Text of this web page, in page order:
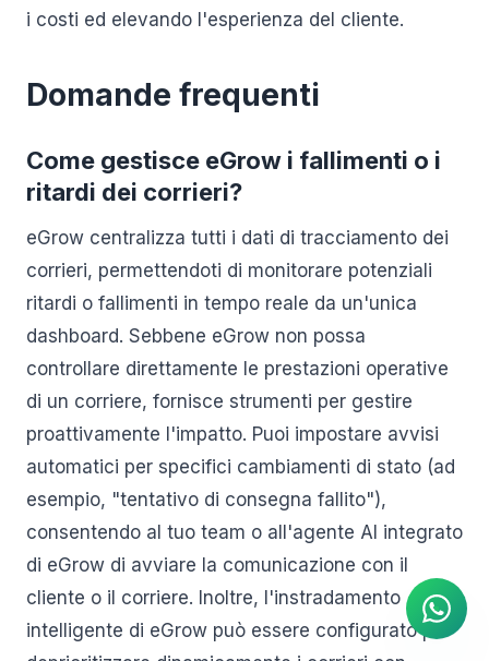
i costi ed elevando l'esperienza del cliente.
Domande frequenti
Come gestisce eGrow i fallimenti o i
ritardi dei corrieri?
eGrow centralizza tutti i dati di tracciamento dei
corrieri, permettendoti di monitorare potenziali
ritardi o fallimenti in tempo reale da un'unica
dashboard. Sebbene eGrow non possa
controllare direttamente le prestazioni operative
di un corriere, fornisce strumenti per gestire
proattivamente l'impatto. Puoi impostare avvisi
automatici per specifici cambiamenti di stato (ad
esempio, "tentativo di consegna fallito"),
consentendo al tuo team o all'agente AI integrato
di eGrow di avviare la comunicazione con il
cliente o il corriere. Inoltre, l'instradamento
intelligente di eGrow può essere configurato per
Risposte istantanee su
WhatsApp